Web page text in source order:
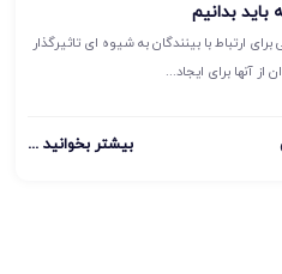
بدانیم
ارتباط با بینندگان به شیوه ای تاثیرگذار
آنها برای ایجاد...
بیشتر بخوانید ...